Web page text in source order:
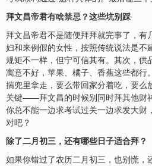
拜文昌帝君有啥禁忌？这些坑别踩
拜文昌帝君不是随便拜拜就完事了，有
妇和来例假的女性，按照传统说法是不
规矩不一样，但宁可信其有。其次，供
寓意不好， 苹果、橘子、香蕉这些都行
揣兜里拿走，要么带回家分着吃，要么
关键——拜文昌的时候别同时拜其他财
你总不能一边求考试过关一边求发大财
对吧？
除了二月初三，还有哪些日子适合拜？
如果你错过了农历二月初三，也别慌，